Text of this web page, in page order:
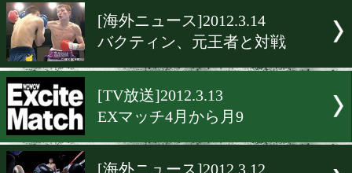
[試合結果]2012.3.18
チャーリーがNY凱旋試合
[ニュース]2012.3.17